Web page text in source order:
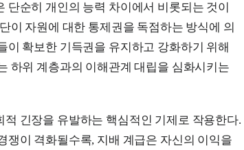
단순히 개인의 능력 차이에서 비롯되는 것이
이 자원에 대한 통제권을 독점하는 방식에 의
이 확보한 기득권을 유지하고 강화하기 위해
하위 계층과의 이해관계 대립을 심화시키는
긴장을 유발하는 핵심적인 기제로 작용한다.
쟁이 격화될수록, 지배 계급은 자신의 이익을